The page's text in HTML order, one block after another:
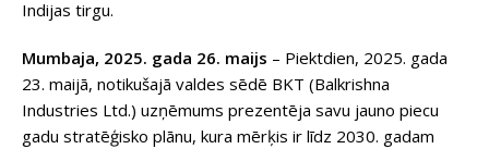
Indijas tirgu.
Mumbaja, 2025. gada 26. maijs – Piektdien, 2025. gada
23. maijā, notikušajā valdes sēdē BKT (Balkrishna
Industries Ltd.) uzņēmums prezentēja savu jauno piecu
gadu stratēģisko plānu, kura mērķis ir līdz 2030. gadam